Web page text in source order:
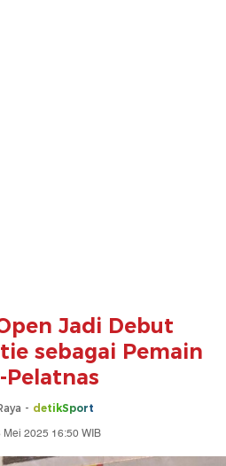
Jadi Debut
sebagai Pemain
Pelatnas
- detikSport
Mei 2025 16:50 WIB